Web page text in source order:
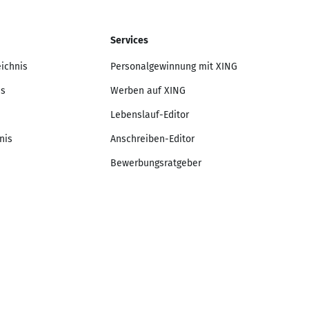
Services
Personalgewinnung mit XING
Werben auf XING
Lebenslauf-Editor
Anschreiben-Editor
Bewerbungsratgeber